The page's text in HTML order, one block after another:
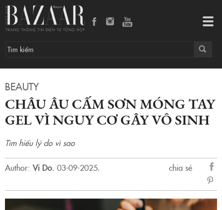
BEAUTY
CHÂU ÂU CẤM SƠN MÓNG TAY
GEL VÌ NGUY CƠ GÂY VÔ SINH
Tìm hiểu lý do vì sao
Author: Vi Do. 03-09-2025.
chia sẻ
sẻ